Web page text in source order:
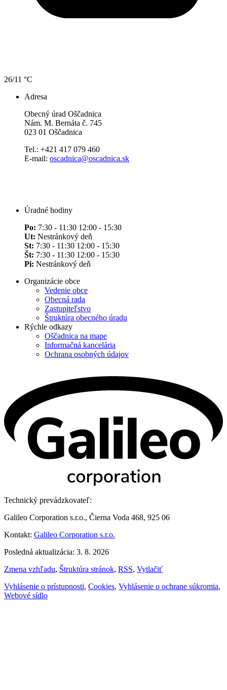
26/11 °C
Adresa
Obecný úrad Oščadnica
Nám. M. Bernáta č. 745
023 01 Oščadnica
Tel.: +421 417 079 460
E-mail: oscadnica@oscadnica.sk
Úradné hodiny
Po: 7:30 - 11:30 12:00 - 15:30
Ut: Nestránkový deň
St: 7:30 - 11:30 12:00 - 15:30
Št: 7:30 - 11:30 12:00 - 15:30
Pi: Nestránkový deň
Organizácie obce
Vedenie obce
Obecná rada
Zastupiteľstvo
Štruktúra obecného úradu
Rýchle odkazy
Oščadnica na mape
Informačná kancelária
Ochrana osobných údajov
Technický prevádzkovateľ:
Galileo Corporation s.r.o., Čierna Voda 468, 925 06
Kontakt: Galileo Corporation s.r.o.
Posledná aktualizácia: 3. 8. 2026
Zmena vzhľadu, Štruktúra stránok, RSS, Vytlačiť
Vyhlásenie o prístupnosti, Cookies, Vyhlásenie o ochrane súkromia,
Webové sídlo